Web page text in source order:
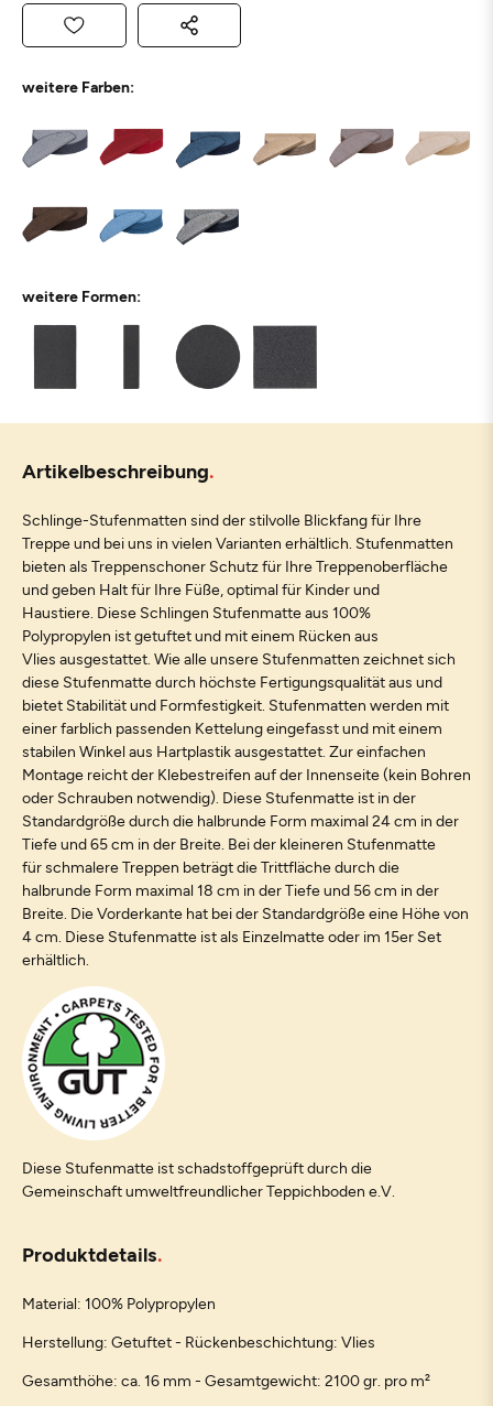
weitere Farben:
weitere Formen:
Artikelbeschreibung
Schlinge-Stufenmatten sind der stilvolle Blickfang für Ihre
Treppe und bei uns in vielen Varianten erhältlich. Stufenmatten
bieten als Treppenschoner Schutz für Ihre Treppenoberfläche
und geben Halt für Ihre Füße, optimal für Kinder und
Haustiere. Diese Schlingen Stufenmatte aus 100%
Polypropylen ist getuftet und mit einem Rücken aus
Vlies ausgestattet. Wie alle unsere Stufenmatten zeichnet sich
diese Stufenmatte durch höchste Fertigungsqualität aus und
bietet Stabilität und Formfestigkeit. Stufenmatten werden mit
einer farblich passenden Kettelung eingefasst und mit einem
stabilen Winkel aus Hartplastik ausgestattet. Zur einfachen
Montage reicht der Klebestreifen auf der Innenseite (kein Bohren
oder Schrauben notwendig). Diese Stufenmatte ist in der
Standardgröße durch die halbrunde Form maximal 24 cm in der
Tiefe und 65 cm in der Breite. Bei der kleineren Stufenmatte
für schmalere Treppen beträgt die Trittfläche durch die
halbrunde Form maximal 18 cm in der Tiefe und 56 cm in der
Breite. Die Vorderkante hat bei der Standardgröße eine Höhe von
4 cm. Diese Stufenmatte ist als Einzelmatte oder im 15er Set
erhältlich.
Diese Stufenmatte ist schadstoffgeprüft durch die
Gemeinschaft umweltfreundlicher Teppichboden e.V.
Produktdetails
Material: 100% Polypropylen
Herstellung: Getuftet - Rückenbeschichtung: Vlies
Gesamthöhe: ca. 16 mm - Gesamtgewicht: 2100 gr. pro m²